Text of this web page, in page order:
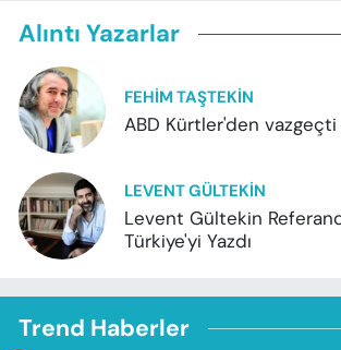
Alıntı Yazarlar
FEHIM TAŞTEKIN
ABD Kürtler'den vazgeçti
LEVENT GÜLTEKIN
Levent Gültekin
Türkiye'yi Yazdı
Trend Haberler